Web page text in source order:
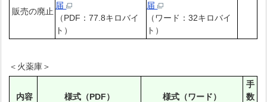
販売の廃止
届
（PDF：77.8キロバイ
ト）
届
（ワード：32キロバイ
ト）
＜火薬庫＞
内容 様式（PDF） 様式（ワード）
手
数